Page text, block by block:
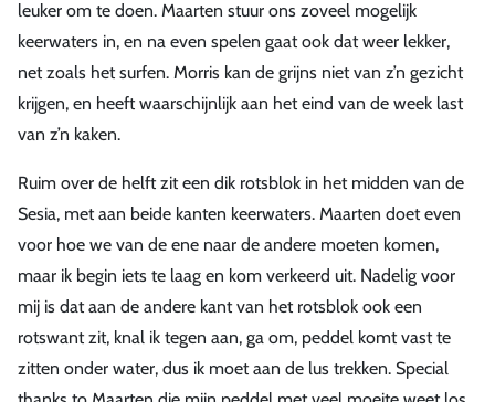
leuker om te doen. Maarten stuur ons zoveel mogelijk
keerwaters in, en na even spelen gaat ook dat weer lekker,
net zoals het surfen. Morris kan de grijns niet van z’n gezicht
krijgen, en heeft waarschijnlijk aan het eind van de week last
van z’n kaken.
Ruim over de helft zit een dik rotsblok in het midden van de
Sesia, met aan beide kanten keerwaters. Maarten doet even
voor hoe we van de ene naar de andere moeten komen,
maar ik begin iets te laag en kom verkeerd uit. Nadelig voor
mij is dat aan de andere kant van het rotsblok ook een
rotswant zit, knal ik tegen aan, ga om, peddel komt vast te
zitten onder water, dus ik moet aan de lus trekken. Special